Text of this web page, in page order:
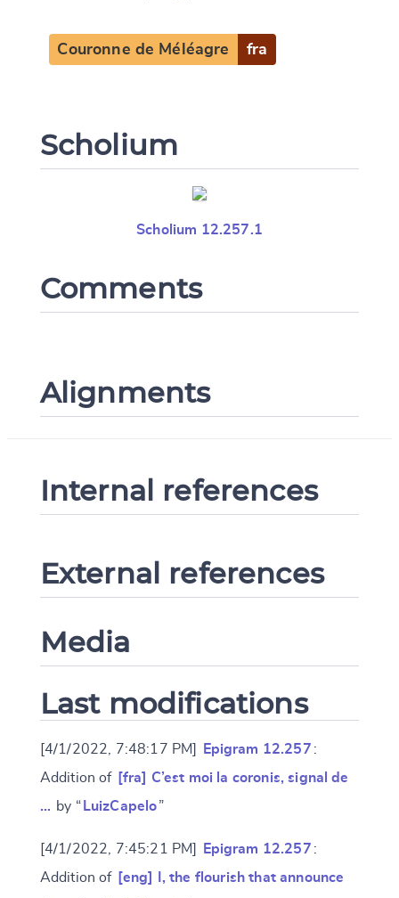
Couronne de Méléagre fra
Scholium
Scholium 12.257.1
Comments
Alignments
Internal references
External references
Media
Last modifications
[4/1/2022, 7:48:17 PM] Epigram 12.257 :
Addition of [fra] C’est moi la coronis, signal de
… by “ LuizCapelo”
[4/1/2022, 7:45:21 PM] Epigram 12.257 :
Addition of [eng] I, the flourish that announce